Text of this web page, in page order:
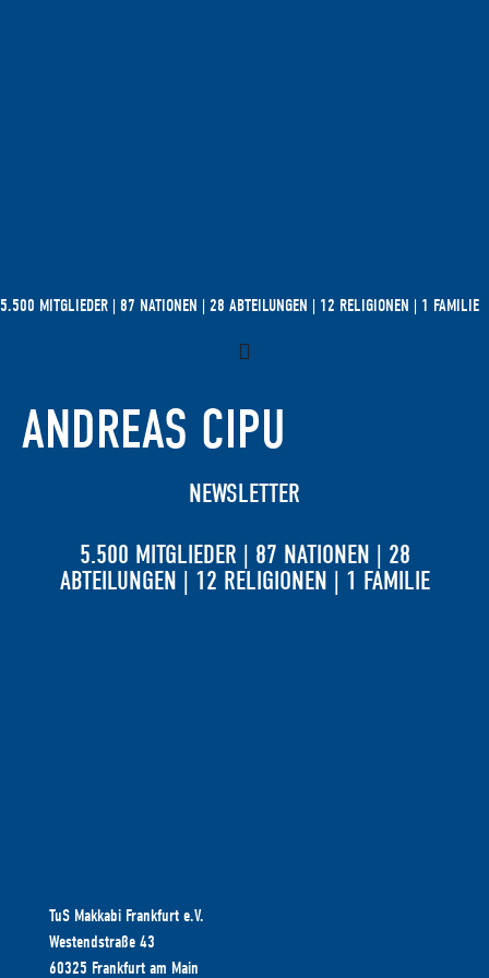
5.500 MITGLIEDER | 87 NATIONEN | 28 ABTEILUNGEN | 12 RELIGIONEN | 1 FAMILIE
ANDREAS CIPU
NEWSLETTER
5.500 MITGLIEDER | 87 NATIONEN | 28
ABTEILUNGEN | 12 RELIGIONEN | 1 FAMILIE
TuS Makkabi Frankfurt e.V.
Westendstraße 43
60325 Frankfurt am Main